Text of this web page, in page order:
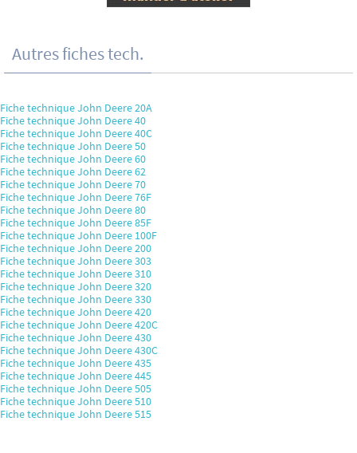
Autres fiches tech.
Fiche technique John Deere 20A
Fiche technique John Deere 40
Fiche technique John Deere 40C
Fiche technique John Deere 50
Fiche technique John Deere 60
Fiche technique John Deere 62
Fiche technique John Deere 70
Fiche technique John Deere 76F
Fiche technique John Deere 80
Fiche technique John Deere 85F
Fiche technique John Deere 100F
Fiche technique John Deere 200
Fiche technique John Deere 303
Fiche technique John Deere 310
Fiche technique John Deere 320
Fiche technique John Deere 330
Fiche technique John Deere 420
Fiche technique John Deere 420C
Fiche technique John Deere 430
Fiche technique John Deere 430C
Fiche technique John Deere 435
Fiche technique John Deere 445
Fiche technique John Deere 505
Fiche technique John Deere 510
Fiche technique John Deere 515